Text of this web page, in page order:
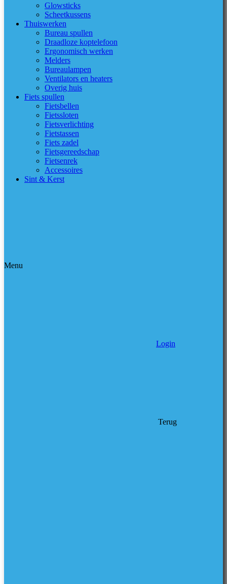
Glowsticks
Scheetkussens
Thuiswerken
Bureau spullen
Draadloze koptelefoon
Ergonomisch werken
Melders
Bureaulampen
Ventilators en heaters
Overig huis
Fiets spullen
Fietsbellen
Fietssloten
Fietsverlichting
Fietstassen
Fiets zadel
Fietsgereedschap
Fietsenrek
Accessoires
Sint & Kerst
Menu
Login
Terug